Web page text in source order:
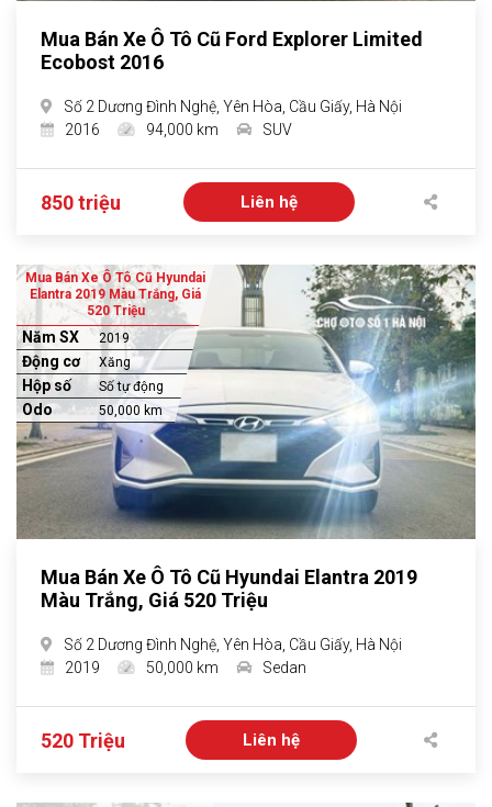
Mua Bán Xe Ô Tô Cũ Ford Explorer Limited
Ecobost 2016
Số 2 Dương Đình Nghệ, Yên Hòa, Cầu Giấy, Hà Nội
2016
94,000 km SUV
850 triệu Liên hệ
Mua Bán Xe Ô Tô Cũ Hyundai
Elantra 2019 Màu Trắng, Giá
520 Triệu
Năm SX 2019
Động cơ Xăng
Hộp số Số tự động
Odo 50,000 km
Mua Bán Xe Ô Tô Cũ Hyundai Elantra 2019
Màu Trắng, Giá 520 Triệu
Số 2 Dương Đình Nghệ, Yên Hòa, Cầu Giấy, Hà Nội
2019
50,000 km Sedan
520 Triệu Liên hệ